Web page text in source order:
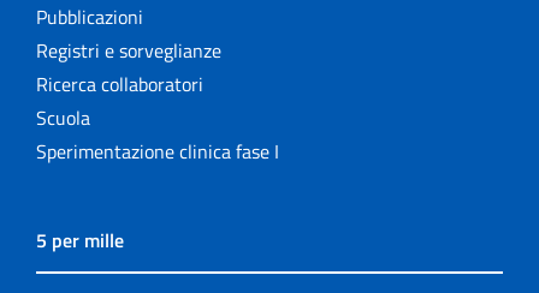
Pubblicazioni
Registri e sorveglianze
Ricerca collaboratori
Scuola
Sperimentazione clinica fase I
5 per mille